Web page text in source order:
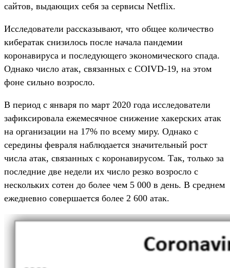
сайтов, выдающих себя за сервисы Netflix.
Исследователи рассказывают, что общее количество
кибератак снизилось после начала пандемии
коронавируса и последующего экономического спада.
Однако число атак, связанных с COIVD-19, на этом
фоне сильно возросло.
В период с января по март 2020 года исследователи
зафиксировала ежемесячное снижение хакерских атак
на организации на 17% по всему миру. Однако с
середины февраля наблюдается значительный рост
числа атак, связанных с коронавирусом. Так, только за
последние две недели их число резко возросло с
нескольких сотен до более чем 5 000 в день. В среднем
ежедневно совершается более 2 600 атак.